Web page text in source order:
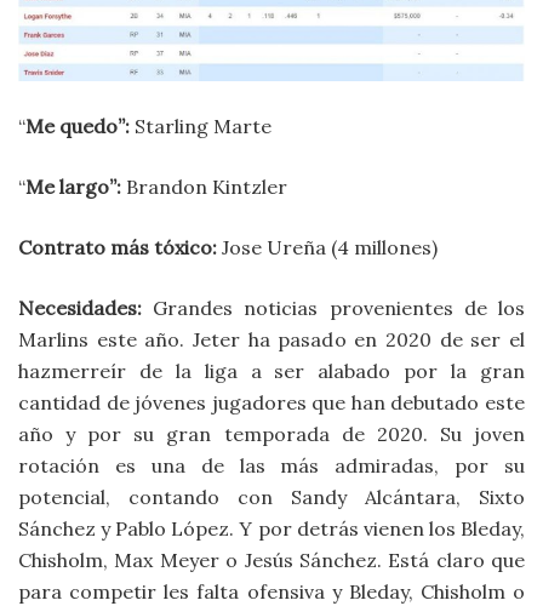
“Me quedo”: Starling Marte
“Me largo”: Brandon Kintzler
Contrato más tóxico: Jose Ureña (4 millones)
Necesidades: Grandes noticias provenientes de los
Marlins este año. Jeter ha pasado en 2020 de ser el
hazmerreír de la liga a ser alabado por la gran
cantidad de jóvenes jugadores que han debutado este
año y por su gran temporada de 2020. Su joven
rotación es una de las más admiradas, por su
potencial, contando con Sandy Alcántara, Sixto
Sánchez y Pablo López. Y por detrás vienen los Bleday,
Chisholm, Max Meyer o Jesús Sánchez. Está claro que
para competir les falta ofensiva y Bleday, Chisholm o